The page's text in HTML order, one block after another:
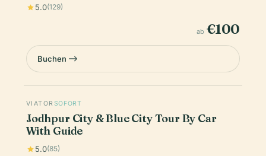
5.0(129)
ab €100
Buchen
VIATOR SOFORT
Jodhpur City & Blue City Tour By Car
With Guide
5.0(85)